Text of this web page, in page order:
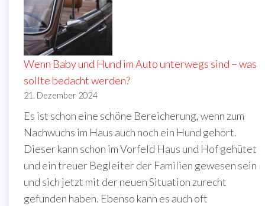
Wenn Baby und Hund im Auto unterwegs sind – was
sollte bedacht werden?
21. Dezember 2024
Es ist schon eine schöne Bereicherung, wenn zum
Nachwuchs im Haus auch noch ein Hund gehört.
Dieser kann schon im Vorfeld Haus und Hof gehütet
und ein treuer Begleiter der Familien gewesen sein
und sich jetzt mit der neuen Situation zurecht
gefunden haben. Ebenso kann es auch oft